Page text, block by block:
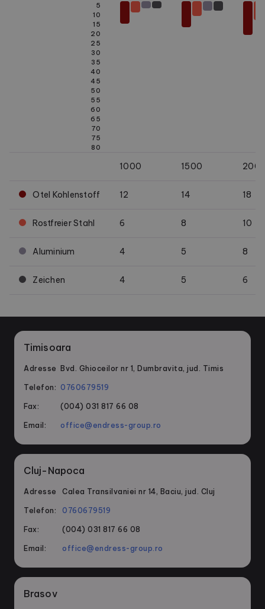
5
10
15
20
25
30
35
40
45
50
55
60
65
70
75
80
1000 1500
Otel Kohlenstoff 12 14 18
Rostfreier Stahl 6 8 10
Aluminium 4 5 8
Zeichen 4 5 6
Timisoara
Adresse Bvd. Ghioceilor nr 1, Dumbravita, jud. Timis
Telefon: 0760679519
Fax: (004) 031 817 66 08
Email: office@endress-group.ro
Cluj-Napoca
Adresse Calea Transilvaniei nr 14, Baciu, jud. Cluj
Telefon: 0760679519
Fax: (004) 031 817 66 08
Email: office@endress-group.ro
Brasov